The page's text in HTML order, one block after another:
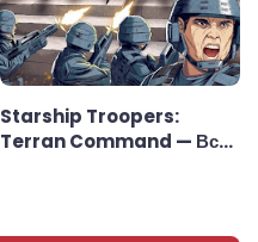
Starship Troopers:
Terran Command — Все